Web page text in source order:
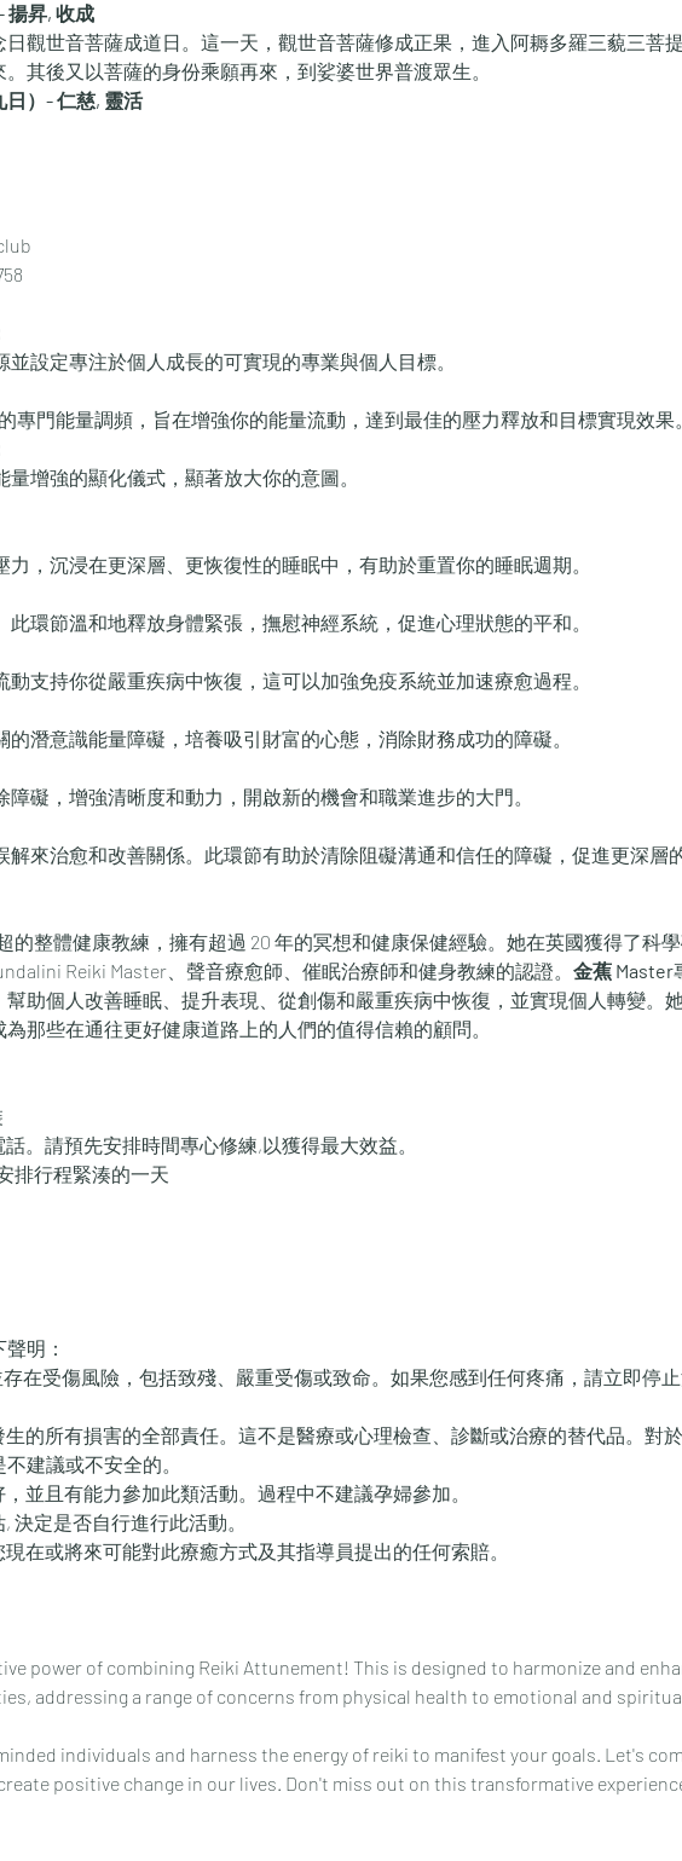
揚昇, 收成
觀世音菩薩成道日。這一天，觀世音菩薩修成正果，進入阿耨多羅三藐三菩
其後又以菩薩的身份乘願再來，到娑婆世界普渡眾生。
）- 仁慈, 靈活
設定專注於個人成長的可實現的專業與個人目標。
專門能量調頻，旨在增強你的能量流動，達到最佳的壓力釋放和目標實現效果。
增強的顯化儀式，顯著放大你的意圖。
，沉浸在更深層、更恢復性的睡眠中，有助於重置你的睡眠週期。
環節溫和地釋放身體緊張，撫慰神經系統，促進心理狀態的平和。
支持你從嚴重疾病中恢復，這可以加強免疫系統並加速療愈過程。
的潛意識能量障礙，培養吸引財富的心態，消除財務成功的障礙。
礙，增強清晰度和動力，開啟新的機會和職業進步的大門。
的整體健康教練，擁有超過 20 年的冥想和健康保健經驗。她在英國獲得了科學
Reiki Master、聲音療愈師、催眠治療師和健身教練的認證。 金蕉 Master
助個人改善睡眠、提升表現、從創傷和嚴重疾病中恢復，並實現個人轉變。
那些在通往更好健康道路上的人們的值得信賴的顧問。
。請預先安排時間專心修練,以獲得最大效益。
排行程緊湊的一天
明：
在受傷風險，包括致殘、嚴重受傷或致命。如果您感到任何疼痛，請立即停
生的所有損害的全部責任。這不是醫療或心理檢查、診斷或治療的替代品。對
建議或不安全的。
並且有能力參加此類活動。過程中不建議孕婦參加。
決定是否自行進行此活動。
在或將來可能對此療癒方式及其指導員提出的任何索賠。
power of combining Reiki Attunement! This is designed to harmonize and
addressing a range of concerns from physical health to emotional and
individuals and harness the energy of reiki to manifest your goals. Let's
positive change in our lives. Don't miss out on this transformative